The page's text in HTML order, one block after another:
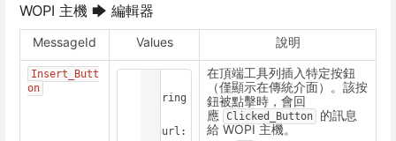
WOPI 主機 🡆 編輯器
MessageId Values 說明
Insert_Butt
on
<string
imgurl:
在頂端工具列插入特定按鈕
（僅顯示在傳統介面）。該按
鈕被點擊時，會回
應 Clicked_Button
的訊息
給 WOPI 主機。